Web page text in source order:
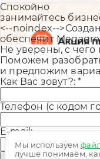
+7 (343) 226-
Мы используем
лучше понимаем,
Спокойно
занимайтесь
<--noindex--
обеспечит
Не уверены, с чего
Поможем
и предложим
Как Вас зовут?:*
Телефон (с кодом
E-mail: